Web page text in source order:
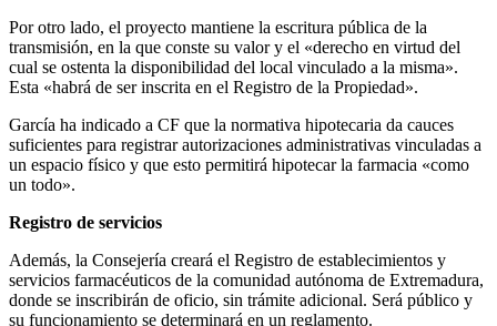
Por otro lado, el proyecto mantiene la escritura pública de la
transmisión, en la que conste su valor y el «derecho en virtud del
cual se ostenta la disponibilidad del local vinculado a la misma».
Esta «habrá de ser inscrita en el Registro de la Propiedad».
García ha indicado a CF que la normativa hipotecaria da cauces
suficientes para registrar autorizaciones administrativas vinculadas a
un espacio físico y que esto permitirá hipotecar la farmacia «como
un todo».
Registro de servicios
Además, la Consejería creará el Registro de establecimientos y
servicios farmacéuticos de la comunidad autónoma de Extremadura,
donde se inscribirán de oficio, sin trámite adicional. Será público y
su funcionamiento se determinará en un reglamento.